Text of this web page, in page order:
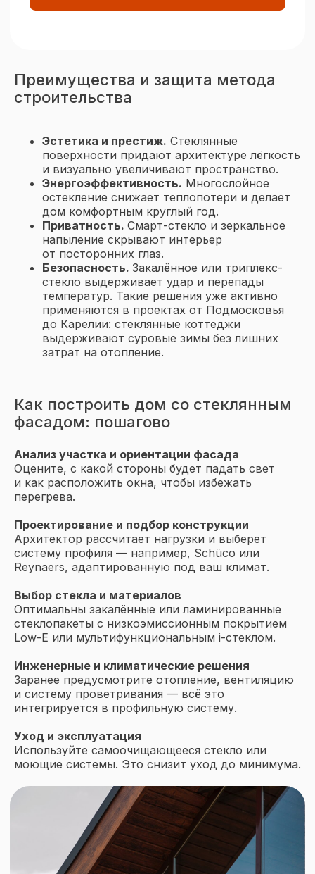
Преимущества и защита метода
строительства
Эстетика и престиж. Стеклянные
поверхности придают архитектуре лёгкость
и визуально увеличивают пространство.
Энергоэффективность. Многослойное
остекление снижает теплопотери и делает
дом комфортным круглый год.
Приватность. Смарт-стекло и зеркальное
напыление скрывают интерьер
от посторонних глаз.
Безопасность. Закалённое или триплекс-
стекло выдерживает удар и перепады
температур. Такие решения уже активно
применяются в проектах от Подмосковья
до Карелии: стеклянные коттеджи
выдерживают суровые зимы без лишних
затрат на отопление.
Как построить дом со стеклянным
фасадом: пошагово
Анализ участка и ориентации фасада
Оцените, с какой стороны будет падать свет
и как расположить окна, чтобы избежать
перегрева.
Проектирование и подбор конструкции
Архитектор рассчитает нагрузки и выберет
систему профиля — например, Schüco или
Reynaers, адаптированную под ваш климат.
Выбор стекла и материалов
Оптимальны закалённые или ламинированные
стеклопакеты с низкоэмиссионным покрытием
Low-E или мультифункциональным i-стеклом.
Инженерные и климатические решения
Заранее предусмотрите отопление, вентиляцию
и систему проветривания — всё это
интегрируется в профильную систему.
Уход и эксплуатация
Используйте самоочищающееся стекло или
моющие системы. Это снизит уход до минимума.
Не пропустите лучшие
предложения
Подпишитесь на рассылку и
получите доступ к эксклюзивным
акциям и выгодным решениям для
остекления
конфиденциальности